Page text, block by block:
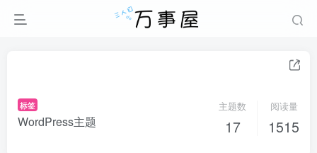
标签
WordPress主题
主题数
17
阅读量
1515